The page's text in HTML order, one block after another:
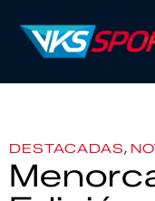
DESTACADAS,